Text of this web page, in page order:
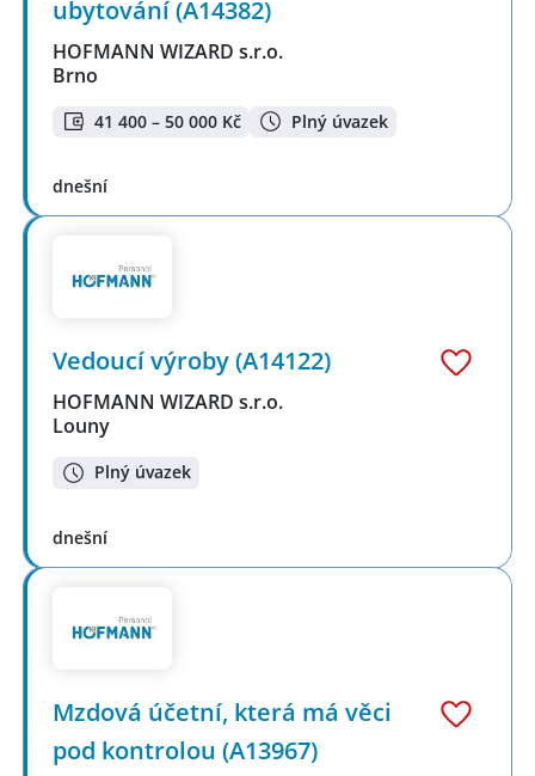
ubytování (A14382)
HOFMANN WIZARD s.r.o.
Brno
41 400 – 50 000 Kč Plný úvazek
dnešní
Vedoucí výroby (A14122)
HOFMANN WIZARD s.r.o.
Louny
Plný úvazek
dnešní
Mzdová účetní, která má věci
pod kontrolou (A13967)